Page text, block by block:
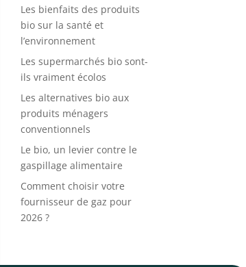
Les bienfaits des produits
bio sur la santé et
l’environnement
Les supermarchés bio sont-
ils vraiment écolos
Les alternatives bio aux
produits ménagers
conventionnels
Le bio, un levier contre le
gaspillage alimentaire
Comment choisir votre
fournisseur de gaz pour
2026 ?